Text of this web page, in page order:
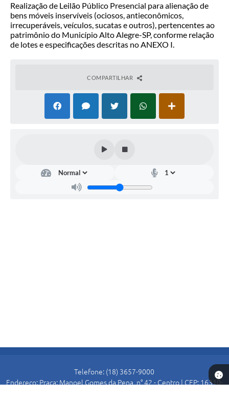
Realização de Leilão Público Presencial para alienação de
bens móveis inservíveis (ociosos, antieconômicos,
irrecuperáveis, veículos, sucatas e outros), pertencentes ao
patrimônio do Município Alto Alegre-SP, conforme relação
de lotes e especificações descritas no ANEXO I.
COMPARTILHAR
Telefone: (18) 3657-9000
Endereço: Praça: Manoel Gomes da Pena, n° 42 - Centro | CEP: 16310-